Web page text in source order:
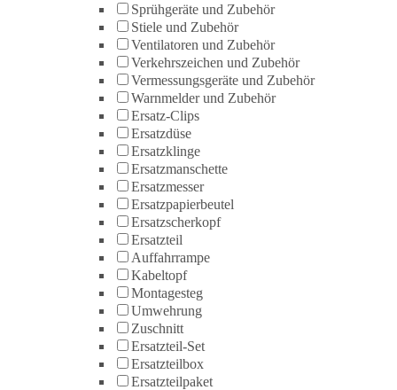
Sprühgeräte und Zubehör
Stiele und Zubehör
Ventilatoren und Zubehör
Verkehrszeichen und Zubehör
Vermessungsgeräte und Zubehör
Warnmelder und Zubehör
Ersatz-Clips
Ersatzdüse
Ersatzklinge
Ersatzmanschette
Ersatzmesser
Ersatzpapierbeutel
Ersatzscherkopf
Ersatzteil
Auffahrrampe
Kabeltopf
Montagesteg
Umwehrung
Zuschnitt
Ersatzteil-Set
Ersatzteilbox
Ersatzteilpaket